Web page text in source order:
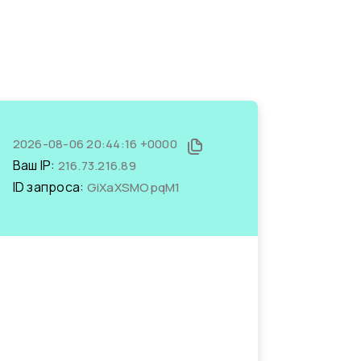
2026-08-06 20:44:16 +0000
Ваш IP: 216.73.216.89
ID запроса: GiXaXSMOpqM1